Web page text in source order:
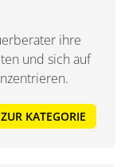
ihre
und sich auf
KATEGORIE